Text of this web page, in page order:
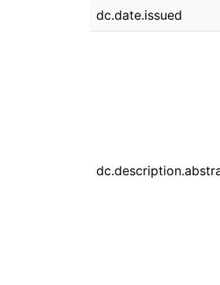
dc.date.issued